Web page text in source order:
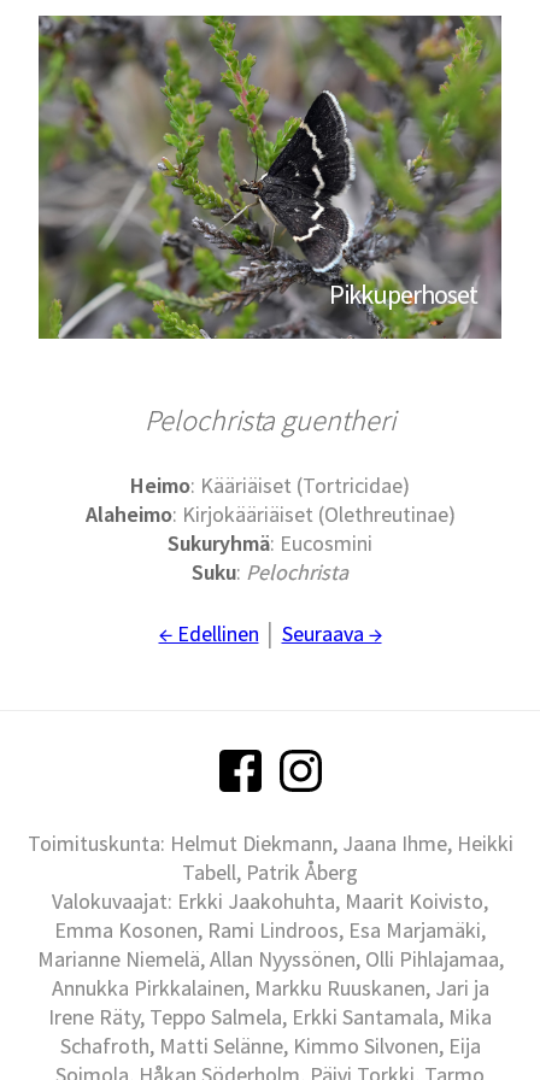
Pikkuperhoset
Pelochrista guentheri
Heimo: Kääriäiset (Tortricidae)
Alaheimo: Kirjokääriäiset (Olethreutinae)
Sukuryhmä: Eucosmini
Suku: Pelochrista
← Edellinen Seuraava →
Toimituskunta: Helmut Diekmann, Jaana Ihme, Heikki
Tabell, Patrik Åberg
Valokuvaajat: Erkki Jaakohuhta, Maarit Koivisto,
Emma Kosonen, Rami Lindroos, Esa Marjamäki,
Marianne Niemelä, Allan Nyyssönen, Olli Pihlajamaa,
Annukka Pirkkalainen, Markku Ruuskanen, Jari ja
Irene Räty, Teppo Salmela, Erkki Santamala, Mika
Schafroth, Matti Selänne, Kimmo Silvonen, Eija